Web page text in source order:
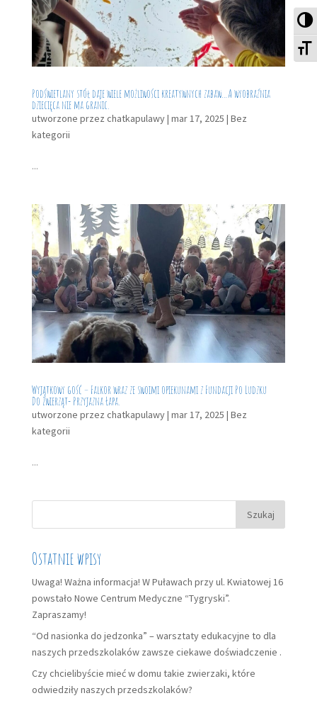
Podświetlany stół daje wiele możliwości kreatywnych zabaw…A wyobraźnia
dziecięca nie ma granic.
utworzone przez chatkapulawy| mar 17, 2025 | Bez
kategorii
...
Wyjątkowy gość – Falkor wraz ze swoimi opiekunami z Fundacji Po Ludzku
Do Zwierząt- Przyjazna Łapa.
utworzone przez chatkapulawy| mar 17, 2025 | Bez
kategorii
...
Szukaj:
Ostatnie wpisy
Uwaga! Ważna informacja! W Puławach przy ul. Kwiatowej 16
powstało Nowe Centrum Medyczne “Tygryski”.
Zapraszamy!
“Od nasionka do jedzonka” – warsztaty edukacyjne to dla
naszych przedszkolaków zawsze ciekawe doświadczenie .
Czy chcielibyście mieć w domu takie zwierzaki, które
odwiedziły naszych przedszkolaków?